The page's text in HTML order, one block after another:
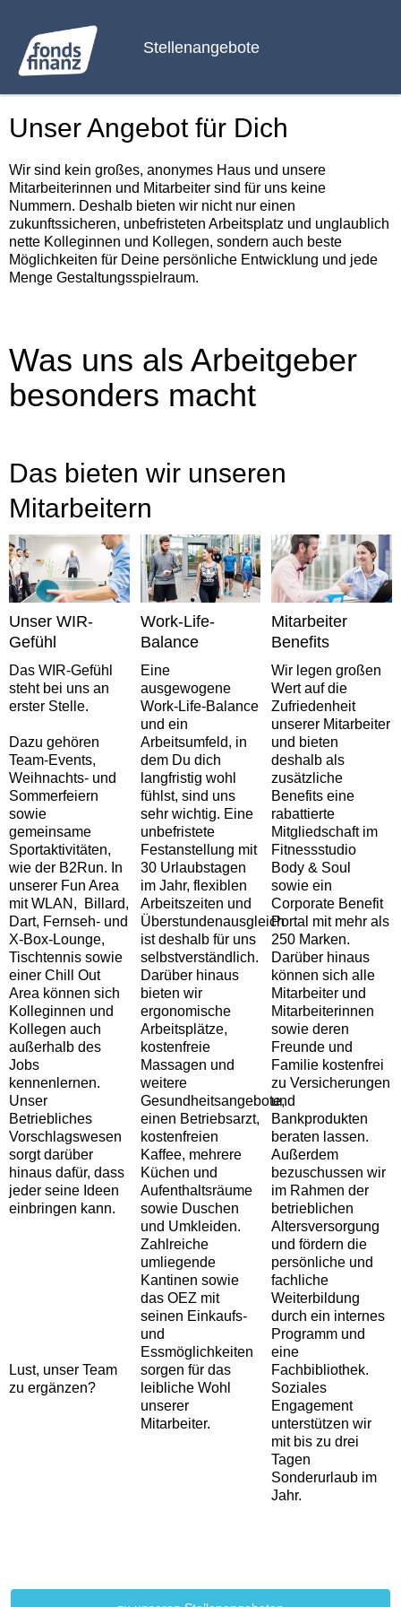
Stellenangebote
Unser Angebot für Dich
Wir sind kein großes, anonymes Haus und unsere
Mitarbeiterinnen und Mitarbeiter sind für uns keine
Nummern. Deshalb bieten wir nicht nur einen
zukunftssicheren, unbefristeten Arbeitsplatz und unglaublich
nette Kolleginnen und Kollegen, sondern auch beste
Möglichkeiten für Deine persönliche Entwicklung und jede
Menge Gestaltungsspielraum.
Was uns als Arbeitgeber
besonders macht
Das bieten wir unseren
Mitarbeitern
Unser WIR-
Gefühl
Das WIR-Gefühl
steht bei uns an
erster Stelle.
Dazu gehören
Team-Events,
Weihnachts- und
Sommerfeiern
sowie
gemeinsame
Sportaktivitäten,
wie der B2Run. In
unserer Fun Area
mit WLAN, Billard,
Dart, Fernseh- und
X-Box-Lounge,
Tischtennis sowie
einer Chill Out
Area können sich
Kolleginnen und
Kollegen auch
außerhalb des
Jobs
kennenlernen.
Unser
Betriebliches
Vorschlagswesen
sorgt darüber
hinaus dafür, dass
jeder seine Ideen
einbringen kann.
Lust, unser Team
zu ergänzen?
Work-Life-
Balance
Eine
ausgewogene
Work-Life-Balance
und ein
Arbeitsumfeld, in
dem Du dich
langfristig wohl
fühlst, sind uns
sehr wichtig. Eine
unbefristete
Festanstellung mit
30 Urlaubstagen
im Jahr, flexiblen
Arbeitszeiten und
Überstundenausgleich
ist deshalb für uns
selbstverständlich.
Darüber hinaus
bieten wir
ergonomische
Arbeitsplätze,
kostenfreie
Massagen und
weitere
Gesundheitsangebote,
einen Betriebsarzt,
kostenfreien
Kaffee, mehrere
Küchen und
Aufenthaltsräume
sowie Duschen
und Umkleiden.
Zahlreiche
umliegende
Kantinen sowie
das OEZ mit
seinen Einkaufs-
und
Essmöglichkeiten
sorgen für das
leibliche Wohl
unserer
Mitarbeiter.
Mitarbeiter
Benefits
Wir legen großen
Wert auf die
Zufriedenheit
unserer Mitarbeiter
und bieten
deshalb als
zusätzliche
Benefits eine
rabattierte
Mitgliedschaft im
Fitnessstudio
Body & Soul
sowie ein
Corporate Benefit
Portal mit mehr als
250 Marken.
Darüber hinaus
können sich alle
Mitarbeiter und
Mitarbeiterinnen
sowie deren
Freunde und
Familie kostenfrei
zu Versicherungen
und
Bankprodukten
beraten lassen.
Außerdem
bezuschussen wir
im Rahmen der
betrieblichen
Altersversorgung
und fördern die
persönliche und
fachliche
Weiterbildung
durch ein internes
Programm und
eine
Fachbibliothek.
Soziales
Engagement
unterstützen wir
mit bis zu drei
Tagen
Sonderurlaub im
Jahr.